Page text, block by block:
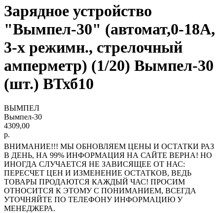
Зарядное устройство
"Вымпел-30" (автомат,0-18А,
3-х режимн., стрелочный
амперметр) (1/20) Вымпел-30
(шт.) ВТхб10
ВЫМПЕЛ
Вымпел-30
4309,00
р.
ВНИМАНИЕ!!! МЫ ОБНОВЛЯЕМ ЦЕНЫ И ОСТАТКИ РАЗ
В ДЕНЬ, НА 99% ИНФОРМАЦИЯ НА САЙТЕ ВЕРНА! НО
ИНОГДА СЛУЧАЕТСЯ НЕ ЗАВИСЯЩЕЕ ОТ НАС:
ПЕРЕСЧЕТ ЦЕН И ИЗМЕНЕНИЕ ОСТАТКОВ, ВЕДЬ
ТОВАРЫ ПРОДАЮТСЯ КАЖДЫЙ ЧАС! ПРОСИМ
ОТНОСИТСЯ К ЭТОМУ С ПОНИМАНИЕМ, ВСЕГДА
УТОЧНЯЙТЕ ПО ТЕЛЕФОНУ ИНФОРМАЦИЮ У
МЕНЕДЖЕРА.